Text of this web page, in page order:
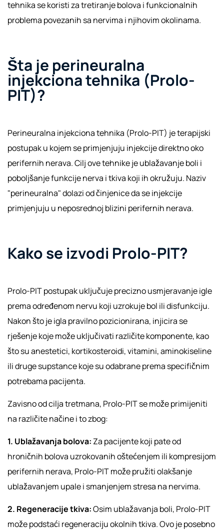
tehnika se koristi za tretiranje bolova i funkcionalnih
problema povezanih sa nervima i njihovim okolinama.
Šta je perineuralna
injekciona tehnika (Prolo-
PIT)?
Perineuralna injekciona tehnika (Prolo-PIT) je terapijski
postupak u kojem se primjenjuju injekcije direktno oko
perifernih nerava. Cilj ove tehnike je ublažavanje boli i
poboljšanje funkcije nerva i tkiva koji ih okružuju. Naziv
"perineuralna" dolazi od činjenice da se injekcije
primjenjuju u neposrednoj blizini perifernih nerava.
Kako se izvodi Prolo-PIT?
Prolo-PIT postupak uključuje precizno usmjeravanje igle
prema određenom nervu koji uzrokuje bol ili disfunkciju.
Nakon što je igla pravilno pozicionirana, injicira se
rješenje koje može uključivati različite komponente, kao
što su anestetici, kortikosteroidi, vitamini, aminokiseline
ili druge supstance koje su odabrane prema specifičnim
potrebama pacijenta.
Zavisno od cilja tretmana, Prolo-PIT se može primijeniti
na različite načine i to zbog:
1. Ublažavanja bolova: Za pacijente koji pate od
hroničnih bolova uzrokovanih oštećenjem ili kompresijom
perifernih nerava, Prolo-PIT može pružiti olakšanje
ublažavanjem upale i smanjenjem stresa na nervima.
2. Regeneracije tkiva:Osim ublažavanja boli, Prolo-PIT
može podstaći regeneraciju okolnih tkiva. Ovo je posebno